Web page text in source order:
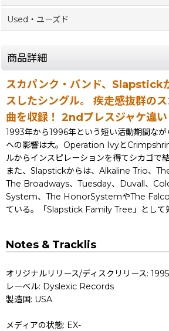
Used・ユーズド
商品詳細
スカパンク・バンド、Slapstick
スしたシングル。 疾走感抜群の
曲を収録！ 2ndプレスジャケ違い
1993年から1996年という短い活動期間な
への影響は大。Operation Ivyと
ルからインスピレーションを得てシカゴで結
また、Slapstickからは、Alkaline Trio、
The Broadways、Tuesday、Duvall、
System、The HonorSystemやThe
ている。「Slapstick Family Tree」として
Notes & Tracklis
オリジナルリリース/ディスクリリース:
レーベル: Dyslexic Records
製造国: USA
メディアの状態: EX-